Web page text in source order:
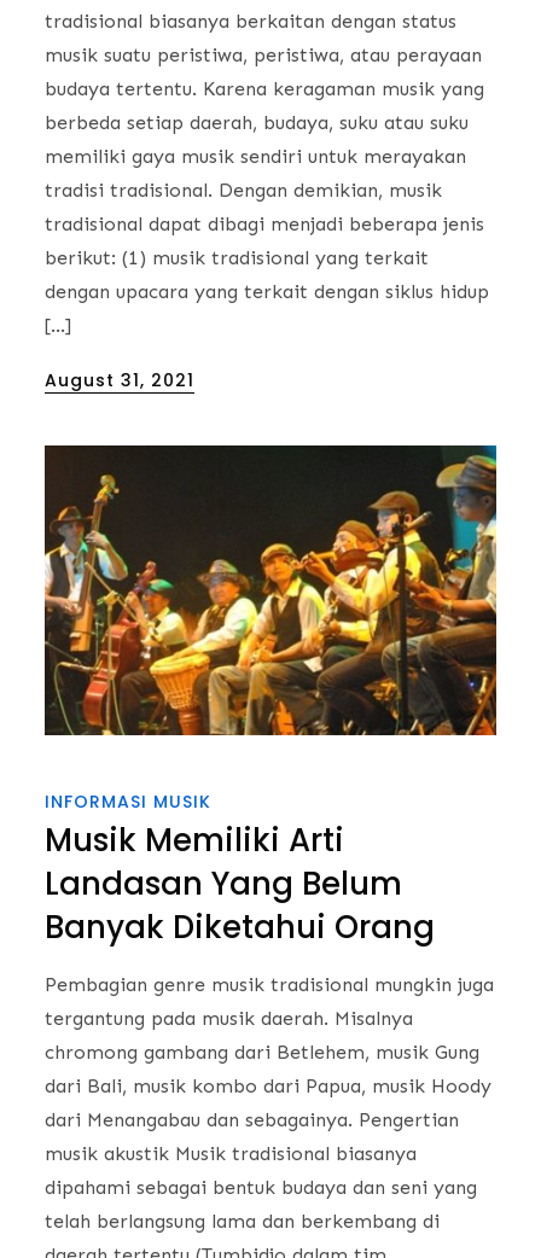
tradisional biasanya berkaitan dengan status
musik suatu peristiwa, peristiwa, atau perayaan
budaya tertentu. Karena keragaman musik yang
berbeda setiap daerah, budaya, suku atau suku
memiliki gaya musik sendiri untuk merayakan
tradisi tradisional. Dengan demikian, musik
tradisional dapat dibagi menjadi beberapa jenis
berikut: (1) musik tradisional yang terkait
dengan upacara yang terkait dengan siklus hidup
[…]
Posted
August 31, 2021
INFORMASI MUSIK
Musik Memiliki Arti
Landasan Yang Belum
Banyak Diketahui Orang
Pembagian genre musik tradisional mungkin juga
tergantung pada musik daerah. Misalnya
chromong gambang dari Betlehem, musik Gung
dari Bali, musik kombo dari Papua, musik Hoody
dari Menangabau dan sebagainya. Pengertian
musik akustik Musik tradisional biasanya
dipahami sebagai bentuk budaya dan seni yang
telah berlangsung lama dan berkembang di